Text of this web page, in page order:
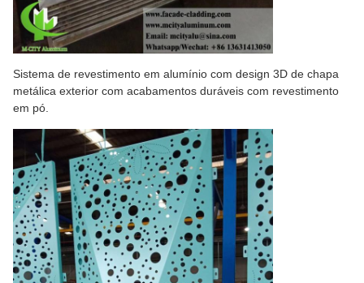
Sistema de revestimento em alumínio com design 3D de chapa
metálica exterior com acabamentos duráveis com revestimento
em pó.